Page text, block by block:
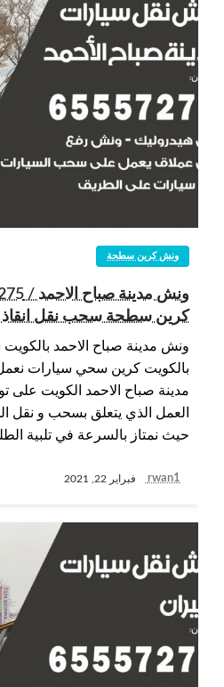
ونش كرين سطحة
كرين سطحة سحب نقل انقاذ
ونش مدينة صباح الاحمد
بالكويت كرين سحي سيارات
مدينة صباح الاحمد الكويت على
العمل الذي يتعلق بسحب و نقل
حيث نمتاز بالسرعة في تلبية
rwan1 فبراير 22, 2021